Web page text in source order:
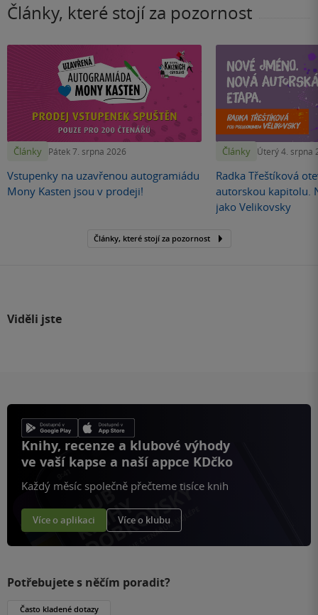
Články, které stojí za pozornost
Články Pátek 7. srpna 2026
Vstupenky na uzavřenou autogramiádu
Mony Kasten jsou v prodeji!
Články Úterý 4. srpna
Radka Třeštíková
autorskou kapitolu.
jako Velikovsky
Články, které stojí za pozornost
Viděli jste
Knihy, recenze a klubové výhody
ve vaší kapse a naší appce KDčko
Každý měsíc společně přečteme tisíce knih
Více o aplikaci Více o klubu
Potřebujete s něčím poradit?
Často kladené dotazy